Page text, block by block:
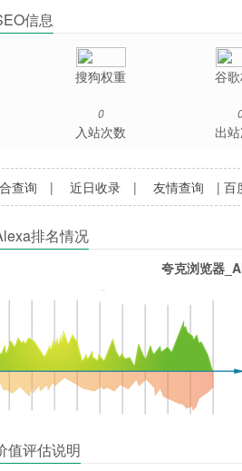
信息
搜狗权重 谷
0
入站次数 出
查询 |近日收录 |友情查询 |百
排名情况
夸克浏览器
值评估说明